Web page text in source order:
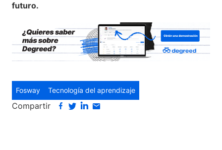
futuro.
Fosway Tecnología del aprendizaje
Compartir